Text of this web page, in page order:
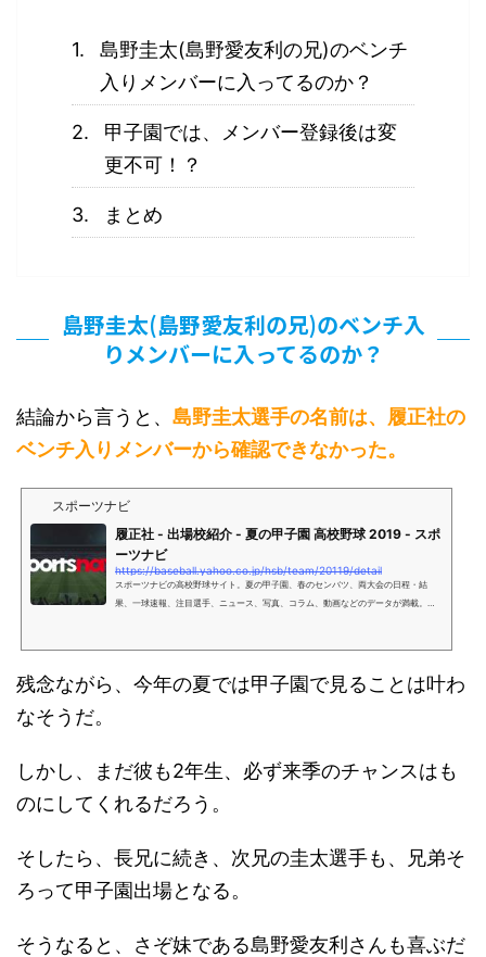
島野圭太(島野愛友利の兄)のベンチ
入りメンバーに入ってるのか？
甲子園では、メンバー登録後は変
更不可！？
まとめ
島野圭太(島野愛友利の兄)のベンチ入
りメンバーに入ってるのか？
結論から言うと、 島野圭太選手の名前は、履正社の
ベンチ入りメンバーから確認できなかった。
スポーツナビ
履正社 - 出場校紹介 - 夏の甲子園 高校野球 2019 - スポ
ーツナビ
https://baseball.yahoo.co.jp/hsb/team/20119/detail
スポーツナビの高校野球サイト。夏の甲子園、春のセンバツ、両大会の日程・結
果、一球速報、注目選手、ニュース、写真、コラム、動画などのデータが満載。新
残念ながら、今年の夏では甲子園で見ることは叶わ
なそうだ。
しかし、まだ彼も2年生、必ず来季のチャンスはも
のにしてくれるだろう。
そしたら、長兄に続き、次兄の圭太選手も、兄弟そ
ろって甲子園出場となる。
そうなると、さぞ妹である島野愛友利さんも喜ぶだ